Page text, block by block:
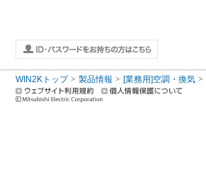
WIN2Kトップ 製品情報 [業務用]空調・換気